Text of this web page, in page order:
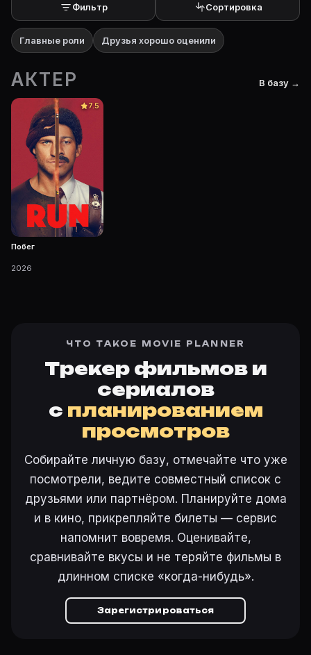
Фильтр Сортировка
Главные роли Друзья хорошо оценили
АКТЕР В базу →
7.5
Побег
2026
ЧТО ТАКОЕ MOVIE PLANNER
Трекер фильмов и
сериалов
с планированием
просмотров
Собирайте личную базу, отмечайте что уже
посмотрели, ведите совместный список с
друзьями или партнёром. Планируйте дома
и в кино, прикрепляйте билеты — сервис
напомнит вовремя. Оценивайте,
сравнивайте вкусы и не теряйте фильмы в
длинном списке «когда-нибудь».
Зарегистрироваться